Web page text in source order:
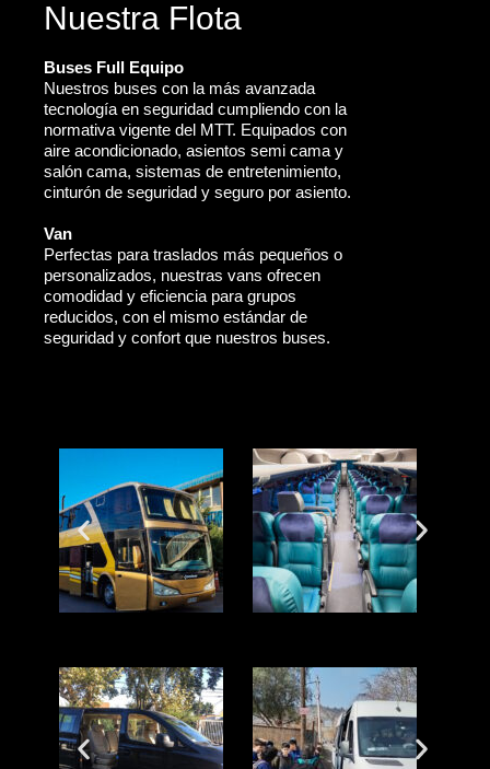
Nuestra Flota
Buses Full Equipo
Nuestros buses con la más avanzada
tecnología en seguridad cumpliendo con la
normativa vigente del MTT. Equipados con
aire acondicionado, asientos semi cama y
salón cama, sistemas de entretenimiento,
cinturón de seguridad y seguro por asiento.
Van
Perfectas para traslados más pequeños o
personalizados, nuestras vans ofrecen
comodidad y eficiencia para grupos
reducidos, con el mismo estándar de
seguridad y confort que nuestros buses.